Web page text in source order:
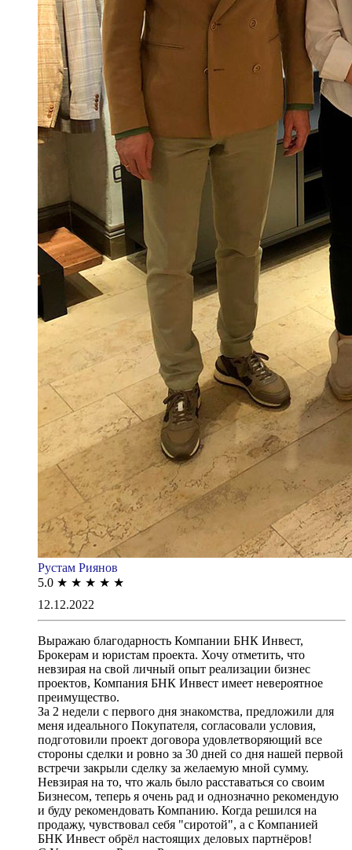
Рустам Риянов
5.0 ★ ★ ★ ★ ★
12.12.2022
Выражаю благодарность Компании БНК Инвест,
Брокерам и юристам проекта. Хочу отметить, что
невзирая на свой личный опыт реализации бизнес
проектов, Компания БНК Инвест имеет невероятное
преимущество.
За 2 недели с первого дня знакомства, предложили для
меня идеального Покупателя, согласовали условия,
подготовили проект договора удовлетворяющий все
стороны сделки и ровно за 30 дней со дня нашей первой
встречи закрыли сделку за желаемую мной сумму.
Невзирая на то, что жаль было расставаться со своим
Бизнесом, теперь я очень рад и однозначно рекомендую
и буду рекомендовать Компанию. Когда решился на
продажу, чувствовал себя "сиротой", а с Компанией
БНК Инвест обрёл настоящих деловых партнёров!